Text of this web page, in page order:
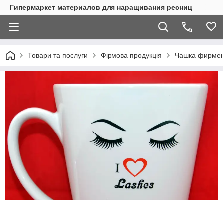
Гипермаркет материалов для наращивания ресниц
Товари та послуги Фірмова продукція Чашка